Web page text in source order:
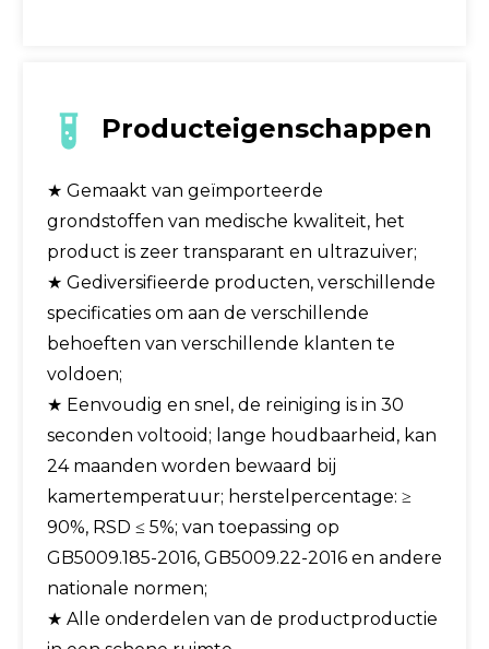
Producteigenschappen
★ Gemaakt van geïmporteerde
grondstoffen van medische kwaliteit, het
product is zeer transparant en ultrazuiver;
★ Gediversifieerde producten, verschillende
specificaties om aan de verschillende
behoeften van verschillende klanten te
voldoen;
★ Eenvoudig en snel, de reiniging is in 30
seconden voltooid; lange houdbaarheid, kan
24 maanden worden bewaard bij
kamertemperatuur; herstelpercentage: ≥
90%, RSD ≤ 5%; van toepassing op
GB5009.185-2016, GB5009.22-2016 en andere
nationale normen;
★ Alle onderdelen van de productproductie